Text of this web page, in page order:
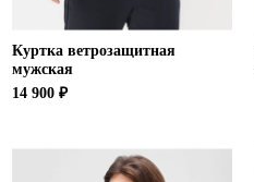
Куртка ветрозащитная
мужская
14 900 ₽